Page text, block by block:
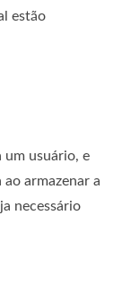
estão
usuário, e
armazenar a
necessário